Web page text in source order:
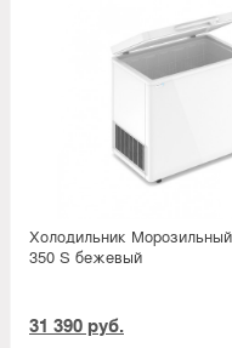
Холодильник
350 S бежевый
31 390 руб.